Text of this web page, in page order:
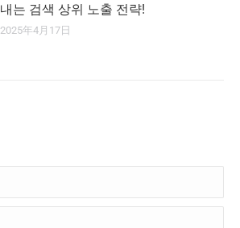
내는 검색 상위 노출 전략!
2025年4月17日